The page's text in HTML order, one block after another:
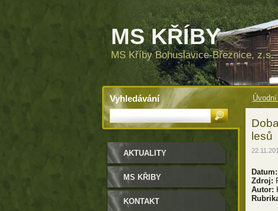
MS KŘÍBY
MS Kříby Bohuslavice-Březnice, z.s.
lesů
Datum:
Zdroj:
Autor:
AKTUALITY
MS KŘIBY
KONTAKT
Vyhledávání